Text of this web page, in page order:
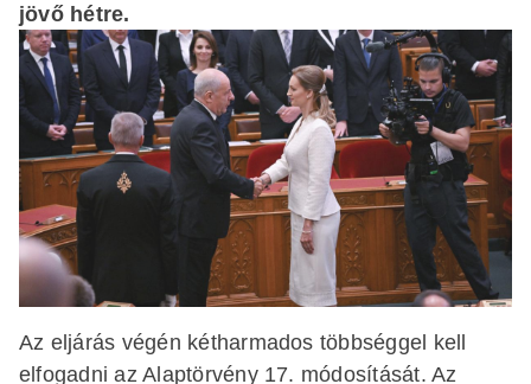
jövő hétre.
Az eljárás végén kétharmados többséggel kell
elfogadni az Alaptörvény 17. módosítását. Az